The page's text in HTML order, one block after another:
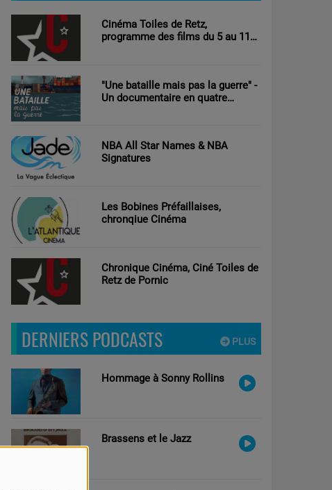
Cinéma Toiles de Retz,
programme des films du 5 au 11
"Une bataille mais pas la guerre" -
Un documentaire en quatre
NBA All Star Names & NBA
Signatures
Les Bobines Préfaillaises,
chronqiue Cinéma
Chronique Cinéma, Ciné Toiles de
Retz de Pornic
PLUS
DERNIERS PODCASTS
Hommage à Sonny Rollins
Brassens et le Jazz